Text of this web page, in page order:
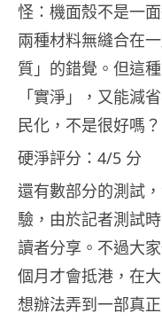
怪：機面殼不是一
兩種材料無縫合在
質」的錯覺。但這
「實淨」，又能減
民化，不是很好嗎？
硬淨評分：4/5 分
還有數部分的測試
驗，由於記者測試
讀者分享。不過大
個月才會抵港，在
想辦法弄到一部真